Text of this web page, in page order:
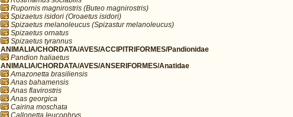
Rupornis magnirostris (Buteo magnirostris)
Spizaetus isidori (Oroaetus isidori)
Spizaetus melanoleucus (Spizastur melanoleucus)
Spizaetus ornatus
Spizaetus tyrannus
ANIMALIA/CHORDATA/AVES/ACCIPITRIFORMES/Pandionidae
Pandion haliaetus
ANIMALIA/CHORDATA/AVES/ANSERIFORMES/Anatidae
Amazonetta brasiliensis
Anas bahamensis
Anas flavirostris
Anas georgica
Cairina moschata
Callonetta leucophrys